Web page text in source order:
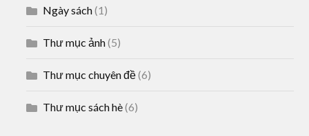
Ngày sách(1)
Thư mục ảnh(5)
Thư mục chuyên đề(6)
Thư mục sách hè(6)